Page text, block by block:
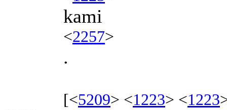
kami
<2257>
.
[<5209> <1223> <1223